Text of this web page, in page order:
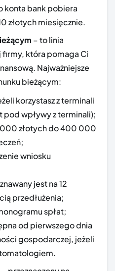
konta bank pobiera
złotych miesięcznie.
– to linia
która pomaga Ci
Najważniejsze
bieżącym:
korzystasz z terminali
pod wpływy z terminali);
złotych do 400 000
wniosku
jest na 12
przedłużenia;
spłat;
od pierwszego dnia
gospodarczej, jeżeli